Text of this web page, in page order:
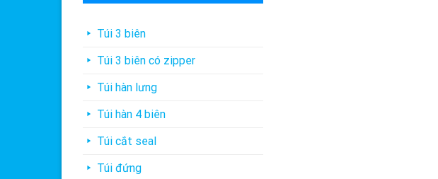
Túi 3 biên
Túi 3 biên có zipper
Túi hàn lưng
Túi hàn 4 biên
Túi cắt seal
Túi đứng